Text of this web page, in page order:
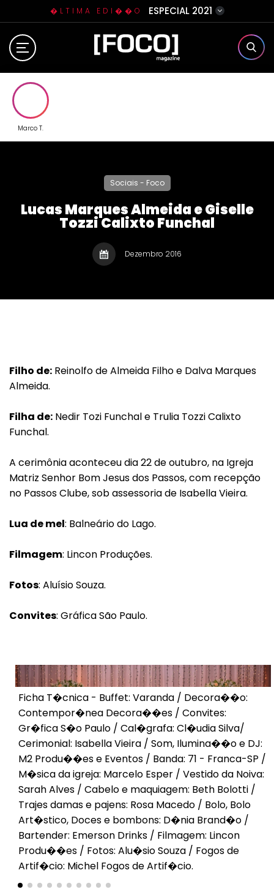
�LTIMA EDI��O ESPECIAL 2021
Home
Contato
Voltar
Marco T.
Sociais - Foco
Lucas Marques Almeida e Giselle
Tozzi Calixto Funchal
Dezembro 2016
Filho de: Reinolfo de Almeida Filho e Dalva Marques
Almeida.
Filha de: Nedir Tozi Funchal e Trulia Tozzi Calixto
Funchal.
A cerimônia aconteceu dia 22 de outubro, na Igreja
Matriz Senhor Bom Jesus dos Passos, com recepção
no Passos Clube, sob assessoria de Isabella Vieira.
Lua de mel: Balneário do Lago.
Filmagem: Lincon Produções.
Fotos: Aluísio Souza.
Convites: Gráfica São Paulo.
Ficha T�cnica - Buffet: Varanda / Decora��o:
Contempor�nea Decora��es / Convites:
Gr�fica S�o Paulo / Cal�grafa: Cl�udia Silva/
Cerimonial: Isabella Vieira / Som, Ilumina��o e DJ:
M2 Produ��es e Eventos / Banda: 71 - Franca-SP /
M�sica da igreja: Marcelo Esper / Vestido da Noiva:
Sarah Alves / Cabelo e maquiagem: Beth Bolotti /
Trajes damas e pajens: Rosa Macedo / Bolo, Bolo
Art�stico, Doces e bombons: D�nia Brand�o /
Bartender: Emerson Drinks / Filmagem: Lincon
Produ��es / Fotos: Alu�sio Souza / Fogos de
Artif�cio: Michel Fogos de Artif�cio.